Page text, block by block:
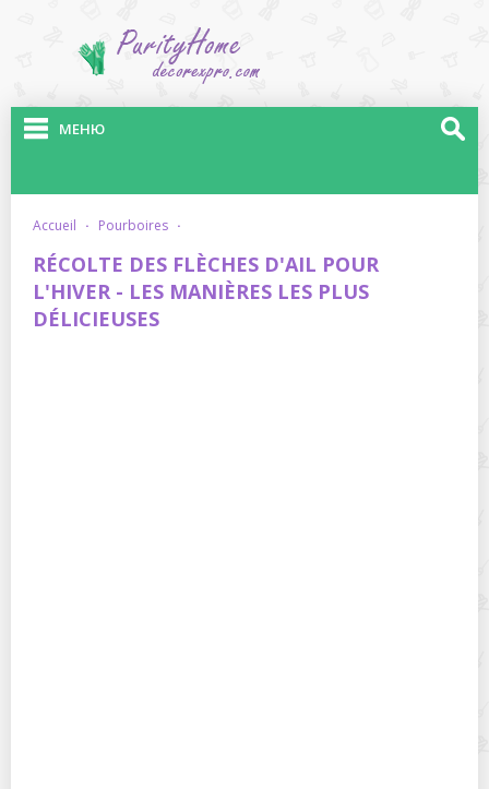
МЕНЮ
accueil · pourboires ·
RÉCOLTE DES FLÈCHES D'AIL POUR
L'HIVER - LES MANIÈRES LES PLUS
DÉLICIEUSES